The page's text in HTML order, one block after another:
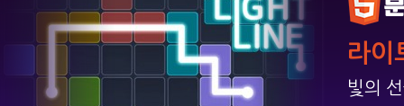
라이
빛의